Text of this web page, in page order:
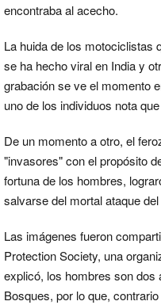
encontraba al acecho.
La huida de los motociclistas
se ha hecho viral en India y
grabación se ve el momento
uno de los individuos nota
De un momento a otro, el
"invasores" con el propósito
fortuna de los hombres,
salvarse del mortal ataque
Las imágenes fueron
Protection Society, una
explicó, los hombres son dos
Bosques, por lo que,